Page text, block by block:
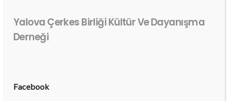
Yalova Çerkes Birliği Kültür Ve Dayanışma
Derneği
Facebook